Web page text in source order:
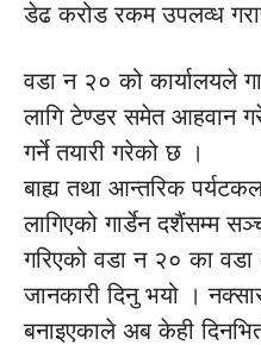
डेढ करोड रकम उपलव्ध
वडा न २० को कार्यालयले
लागि टेण्डर समेत आहवान
गर्ने तयारी गरेको छ ।
बाह्य तथा आन्तरिक
लागिएको गार्डेन दशैंसम्म
गरिएको वडा न २० का वडा
जानकारी दिनु भयो ।
बनाइएकाले अब केही